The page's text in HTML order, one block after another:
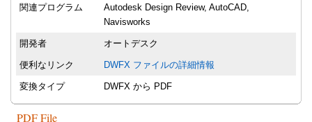
関連プログラム
Autodesk Design Review, AutoCAD,
Navisworks
開発者 オートデスク
便利なリンク DWFX ファイルの詳細情報
変換タイプ DWFX から PDF
PDF File